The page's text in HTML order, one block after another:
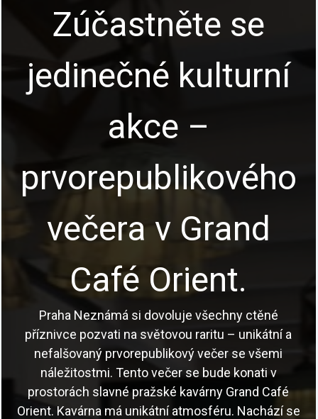
Zúčastněte se
jedinečné kulturní
akce –
prvorepublikového
večera v Grand
Café Orient.
Praha Neznámá si dovoluje všechny ctěné
příznivce pozvati na světovou raritu – unikátní a
nefalšovaný prvorepublikový večer se všemi
náležitostmi. Tento večer se bude konati v
prostorách slavné pražské kavárny Grand Café
Orient. Kavárna má unikátní atmosféru. Nachází se